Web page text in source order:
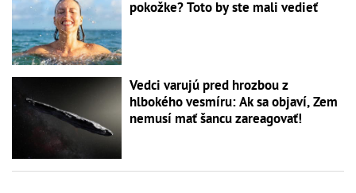
pokožke? Toto by ste mali vedieť
Vedci varujú pred hrozbou z
hlbokého vesmíru: Ak sa objaví, Zem
nemusí mať šancu zareagovať!